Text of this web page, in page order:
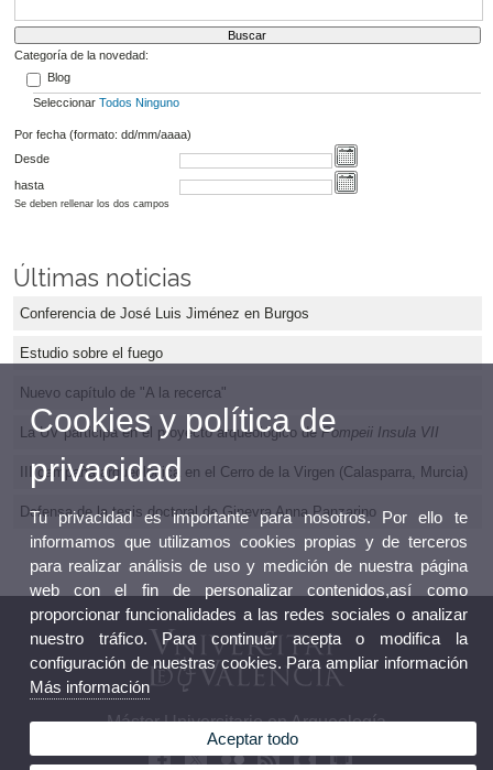
Categoría de la novedad:
Blog
Seleccionar Todos Ninguno
Por fecha (formato: dd/mm/aaaa)
Desde
hasta
Se deben rellenar los dos campos
Últimas noticias
Conferencia de José Luis Jiménez en Burgos
Estudio sobre el fuego
Nuevo capítulo de "A la recerca"
La UV participa en el proyecto arqueológico dePompeii Insula VII
III campaña arqueológica en el Cerro de la Virgen (Calasparra, Murcia)
Defensa de la tesis doctoral de Ginevra Anna Panzarino
Máster Universitario en Arqueología
Cookies y política de
privacidad
Tu privacidad es importante para nosotros. Por ello te
informamos que utilizamos cookies propias y de terceros
para realizar análisis de uso y medición de nuestra página
web con el fin de personalizar contenidos,así como
proporcionar funcionalidades a las redes sociales o analizar
nuestro tráfico. Para continuar acepta o modifica la
configuración de nuestras cookies. Para ampliar información
Más información
Aceptar todo